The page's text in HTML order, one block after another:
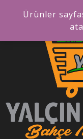
Ürünler